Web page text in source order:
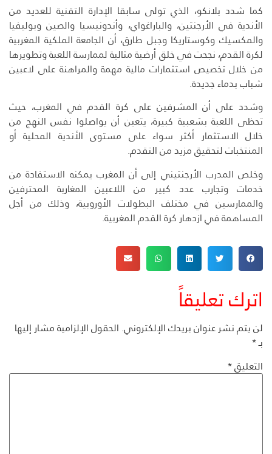
كما شدد بلانكو، الذي تولى سابقا الإدارة التقنية للعديد من
الأندية في الأرجنتين، والباراغواي، وأندونيسيا والصين وبوليفيا
والمكسيك وكوستاريكا وجبل طارق، أن الجامعة الملكية المغربية
لكرة القدم، نجحت في خلق أرضية مثالية لممارسة اللعبة وتطويرها
من خلال تخصيص استثمارات مالية مهمة والمراهنة على لاعبين
شباب بدماء جديدة.
وشدد على أن المشرفين على كرة القدم في المغرب، حيث
تحظى اللعبة بشعبية كبيرة، يتعين أن يواصلوا نفس النهج من
خلال الاستثمار أكثر سواء على مستوى الأندية المحلية أو
المنتخبات لتحقيق مزيد من التقدم.
وخلص المدرب الأرجنتيني إلى أن المغرب يمكنه الاستفادة من
خدمات وتجارب عدد كبير من اللاعبين المغاربة المحترفين
والممارسين في مختلف البطولات الأوروبية، وذلك من أجل
المساهمة في ازدهار كرة القدم المغربية.
اترك تعليقاً
لن يتم نشر عنوان بريدك الإلكتروني.الحقول الإلزامية مشار إليها
بـ*
التعليق*